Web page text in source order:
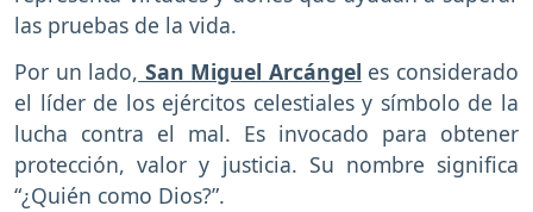
las pruebas de la vida.
Por un lado, San Miguel Arcángel es considerado
el líder de los ejércitos celestiales y símbolo de la
lucha contra el mal. Es invocado para obtener
protección, valor y justicia. Su nombre significa
“¿Quién como Dios?”.